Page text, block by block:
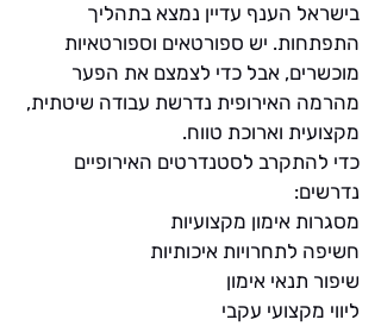
בישראל הענף עדיין נמצא בתהליך
התפתחות. יש ספורטאים וספורטאיות
מוכשרים, אבל כדי לצמצם את הפער
מהרמה האירופית נדרשת עבודה שיטתית,
מקצועית וארוכת טווח.
כדי להתקרב לסטנדרטים האירופיים
נדרשים:
מסגרות אימון מקצועיות
חשיפה לתחרויות איכותיות
שיפור תנאי אימון
ליווי מקצועי עקבי